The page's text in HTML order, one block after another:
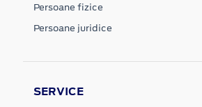
Persoane fizice
Persoane juridice
SERVICE